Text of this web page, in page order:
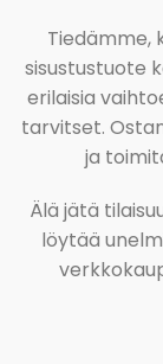
Tiedämme,
sisustustuote
erilaisia
tarvitset.
ja
Älä jätä
löytää